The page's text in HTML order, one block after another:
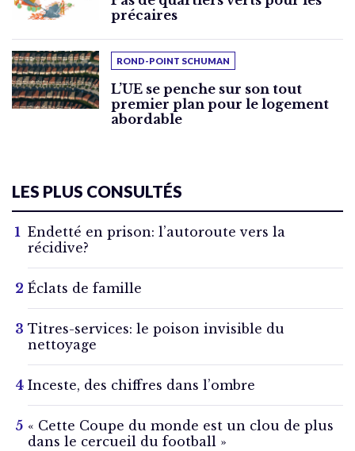
précaires
ROND-POINT SCHUMAN
L’UE se penche sur son tout
premier plan pour le logement
abordable
LES PLUS CONSULTÉS
Endetté en prison: l’autoroute vers la
récidive?
Éclats de famille
Titres-services: le poison invisible du
nettoyage
Inceste, des chiffres dans l’ombre
« Cette Coupe du monde est un clou de plus
dans le cercueil du football »